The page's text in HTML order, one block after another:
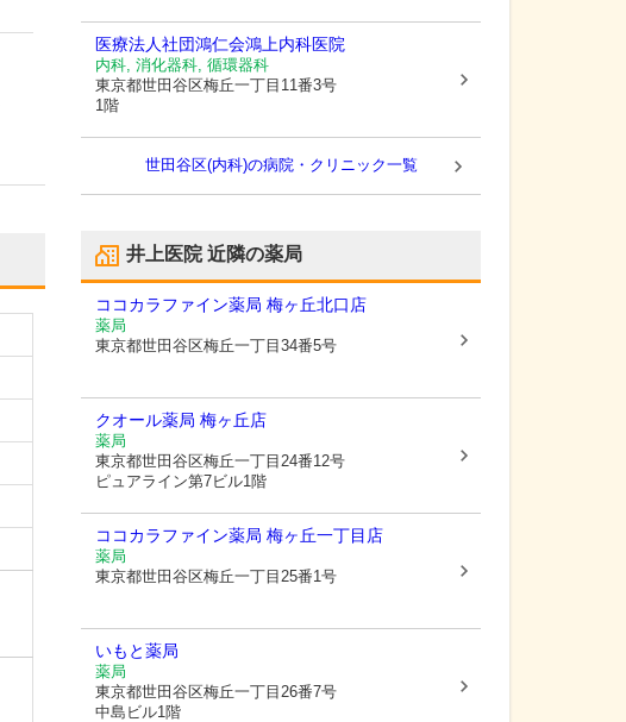
医療法人社団鴻仁会鴻上内科医院
内科, 消化器科, 循環器科
東京都世田谷区梅丘一丁目11番3号
1階
世田谷区(内科)の病院・クリニック一覧
井上医院近隣の薬局
ココカラファイン薬局 梅ヶ丘北口店
薬局
東京都世田谷区梅丘一丁目34番5号
クオール薬局 梅ヶ丘店
薬局
東京都世田谷区梅丘一丁目24番12号
ピュアライン第7ビル1階
ココカラファイン薬局 梅ヶ丘一丁目店
薬局
東京都世田谷区梅丘一丁目25番1号
いもと薬局
薬局
東京都世田谷区梅丘一丁目26番7号
中島ビル1階